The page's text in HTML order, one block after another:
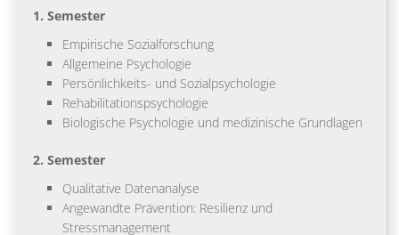
1. Semester
Empirische Sozialforschung
Allgemeine Psychologie
Persönlichkeits- und Sozialpsychologie
Rehabilitationspsychologie
Biologische Psychologie und medizinische Grundlagen
2. Semester
Qualitative Datenanalyse
Angewandte Prävention: Resilienz und
Stressmanagement